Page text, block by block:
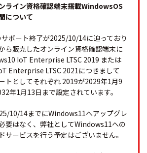
ライン資格確認端末搭載WindowsOS
について
ポート終了が2025/10/14に迫っており
ら販売したオンライン資格確認端末に
IoT Enterprise LTSC 2019 または
Enterprise LTSC 2021につきまして
トとしてそれぞれ 2019が2029年1月9
年1月13日まで設定されています。
10/14までにWindows11へアップグレ
要はなく、弊社としてWindows11への
サービスを行う予定はございません。